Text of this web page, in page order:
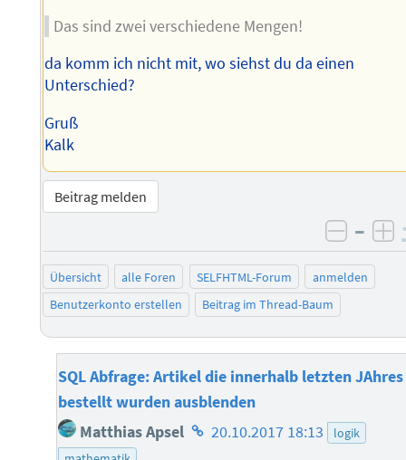
Das sind zwei verschiedene Mengen!
da komm ich nicht mit, wo siehst du da einen
Unterschied?
Gruß
Kalk
Beitrag melden
–
Übersicht alle Foren SELFHTML-Forum
anmelden
Benutzerkonto erstellen
Beitrag im Thread-Baum
SQL Abfrage: Artikel die innerhalb letzten JAhres
bestellt wurden ausblenden
Matthias Apsel Homepage
20.10.2017 18:13
logik